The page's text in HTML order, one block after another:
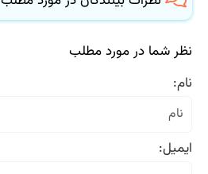
نظر شما در مورد مطلب
نام:
ایمیل: